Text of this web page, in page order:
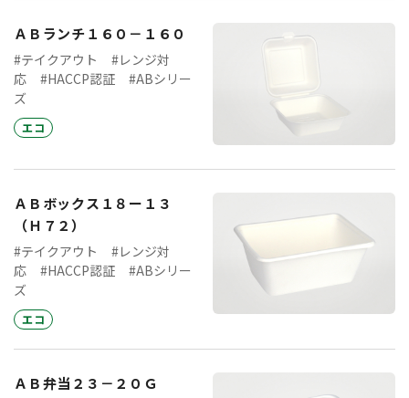
ＡＢランチ１６０－１６０
#テイクアウト
#レンジ対
応
#HACCP認証
#ABシリー
ズ
エコ
ＡＢボックス１８ー１３
（Ｈ７２）
#テイクアウト
#レンジ対
応
#HACCP認証
#ABシリー
ズ
エコ
ＡＢ弁当２３－２０Ｇ